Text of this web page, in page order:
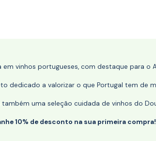
em vinhos portugueses, com destaque para
dedicado a valorizar o que Portugal tem de
uma seleção cuidada de vinhos do
10% de desconto na sua primeira compra!